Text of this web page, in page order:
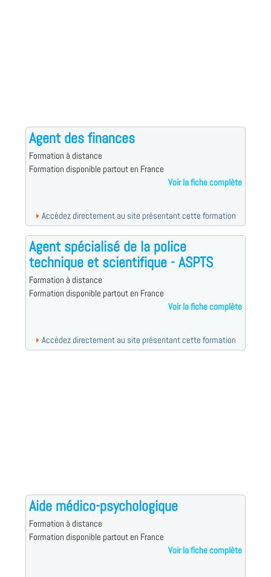
Agent des finances
Formation à distance
Formation disponible partout en France
Voir la fiche complète
Accédez directement au site présentant cette formation
Agent spécialisé de la police
technique et scientifique - ASPTS
Formation à distance
Formation disponible partout en France
Voir la fiche complète
Accédez directement au site présentant cette formation
Aide médico-psychologique
Formation à distance
Formation disponible partout en France
Voir la fiche complète